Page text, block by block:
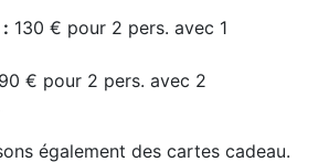
130 € pour 2 pers. avec 1
€ pour 2 pers. avec 2
également des cartes cadeau.